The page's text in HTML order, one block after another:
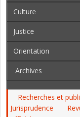
Culture
Justice
Orientation
Archives
Recherches et
Jurisprudence